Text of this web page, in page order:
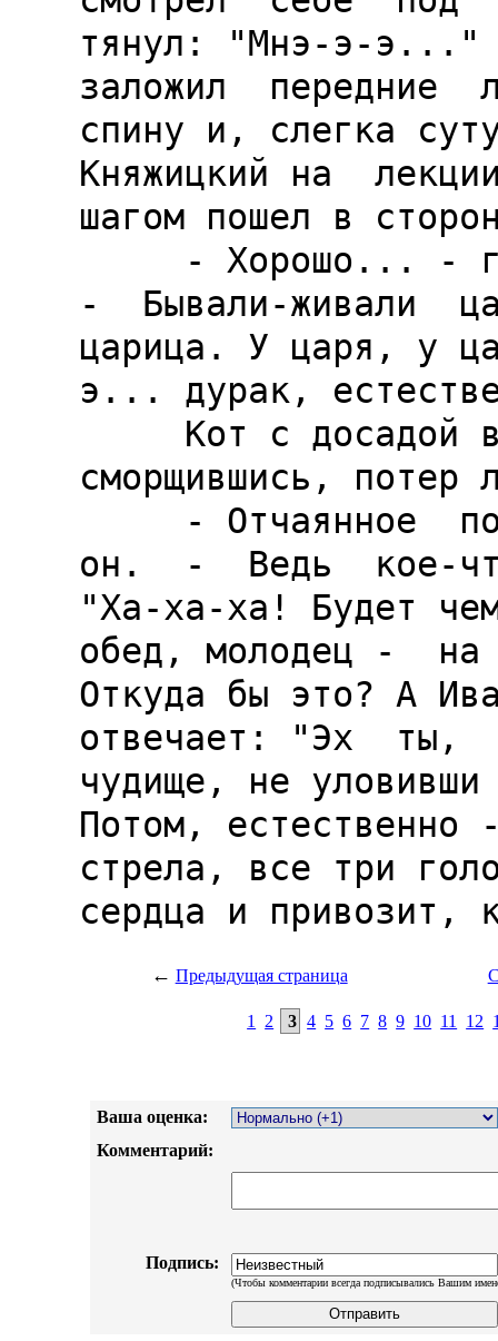
← Предыдущая страница
1 2 3 4 5 6 7 8 9 10 11 12
Ваша оценка:
Комментарий:
Подпись:
(Чтобы комментарии всегда подписывались Вашим